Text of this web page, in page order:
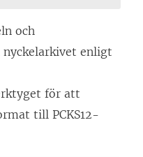
och
enligt
för att
till PCKS12-